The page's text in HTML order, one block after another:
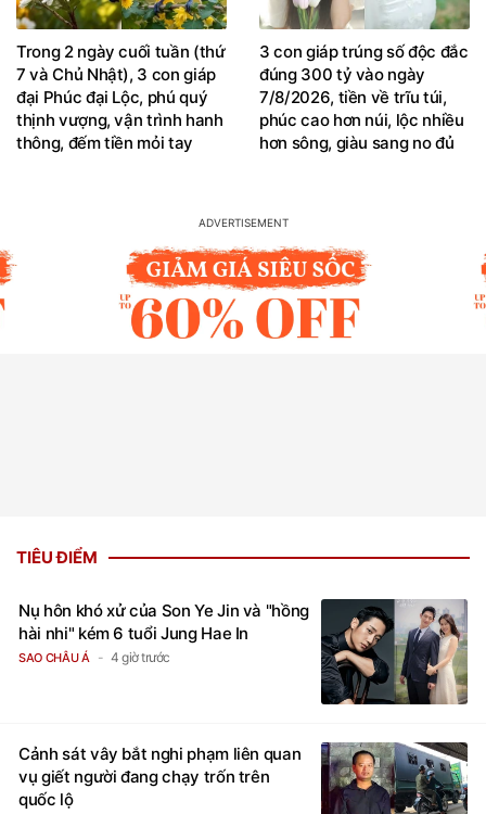
Trong 2 ngày cuối tuần (thứ
7 và Chủ Nhật), 3 con giáp
đại Phúc đại Lộc, phú quý
thịnh vượng, vận trình hanh
thông, đếm tiền mỏi tay
3 con giáp trúng số độc đắc
đúng 300 tỷ vào ngày
7/8/2026, tiền về trĩu túi,
phúc cao hơn núi, lộc nhiều
hơn sông, giàu sang no đủ
TIÊU ĐIỂM
Nụ hôn khó xử của Son Ye Jin và "hồng
hài nhi" kém 6 tuổi Jung Hae In
SAO CHÂU Á 4 giờ trước
Cảnh sát vây bắt nghi phạm liên quan
vụ giết người đang chạy trốn trên
quốc lộ